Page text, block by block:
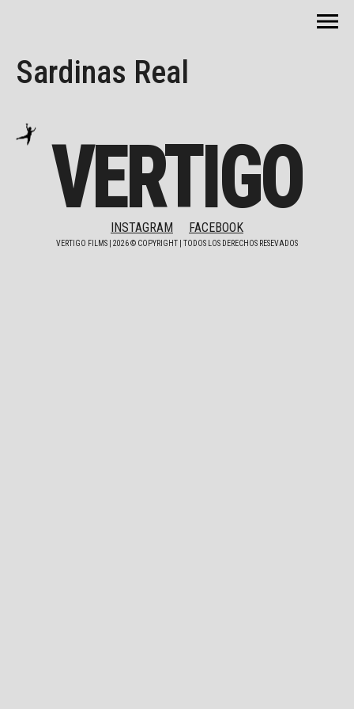
Sardinas Real
VERTIGO
INSTAGRAM FACEBOOK
VERTIGO FILMS | 2026© COPYRIGHT | TODOS LOS DERECHOS RESEVADOS